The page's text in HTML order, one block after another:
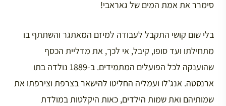
סימרר את אמת המים של גאראבי!
בלי שום קושי התקבל לעבודה למיזם המאתגר והשתתף בו
מתחילתו ועד סופו, קיבל, אי לכך, את מדליית הכסף
שהוענקה לכל הפועלים המתמידים. ב-1889 נולדה בתו
ארנסטה. אנג’לו ועמליה החליטו להישאר בצרפת וצירפתו את
שמותיהם ואת שמות הילדים, כאות היקלטות במולדת